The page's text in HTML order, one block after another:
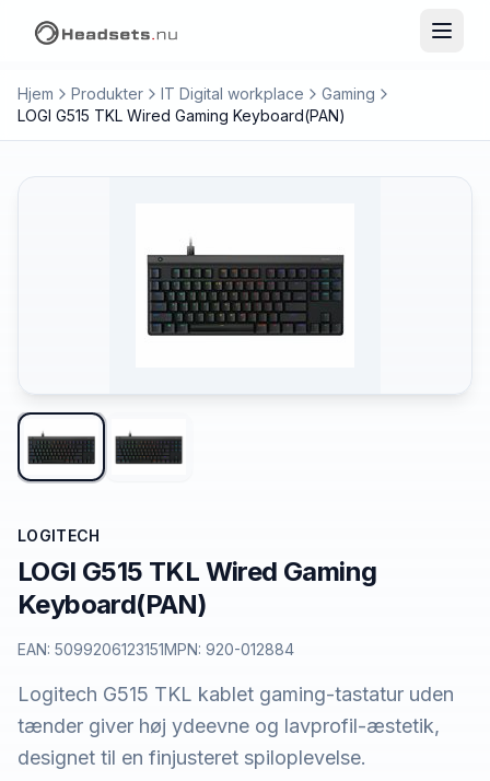
Hjem Produkter IT Digital workplace
Gaming
LOGI G515 TKL Wired Gaming Keyboard(PAN)
LOGITECH
LOGI G515 TKL Wired Gaming
Keyboard(PAN)
EAN: 5099206123151MPN: 920-012884
Logitech G515 TKL kablet gaming-tastatur uden
tænder giver høj ydeevne og lavprofil-æstetik,
designet til en finjusteret spiloplevelse.